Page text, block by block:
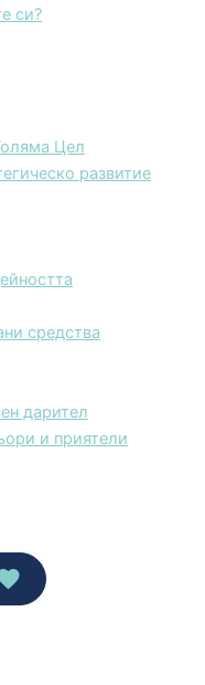
си?
Цел
развитие
средства
дарител
и приятели